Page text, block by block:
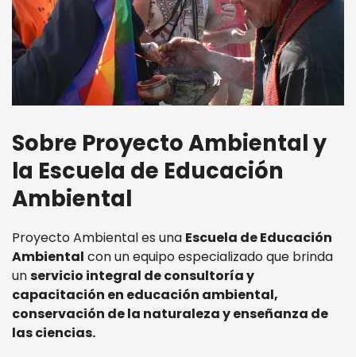
Sobre Proyecto Ambiental y
la Escuela de Educación
Ambiental
Proyecto Ambiental es una Escuela de Educación
Ambiental con un equipo especializado que brinda
unservicio integral de consultoría y
capacitación en educación ambiental,
conservación de la naturaleza y enseñanza de
las ciencias.